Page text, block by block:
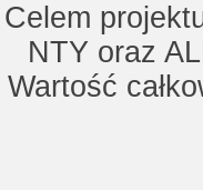
Celem
NTY oraz
Wartość